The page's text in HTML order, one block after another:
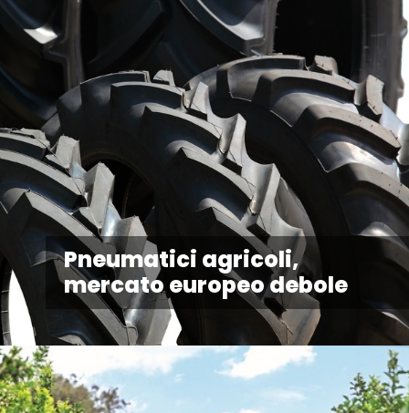
Pneumatici agricoli,
mercato europeo debole